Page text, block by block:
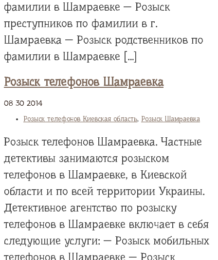
фамилии в Шамраевке — Розыск
преступников по фамилии в г.
Шамраевка — Розыск родственников по
фамилии в Шамраевке […]
Розыск телефонов Шамраевка
08 30 2014
Розыск телефонов Киевская область, Розыск Шамраевка
Розыск телефонов Шамраевка. Частные
детективы занимаются розыском
телефонов в Шамраевке, в Киевской
области и по всей территории Украины.
Детективное агентство по розыску
телефонов в Шамраевке включает в себя
следующие услуги: — Розыск мобильных